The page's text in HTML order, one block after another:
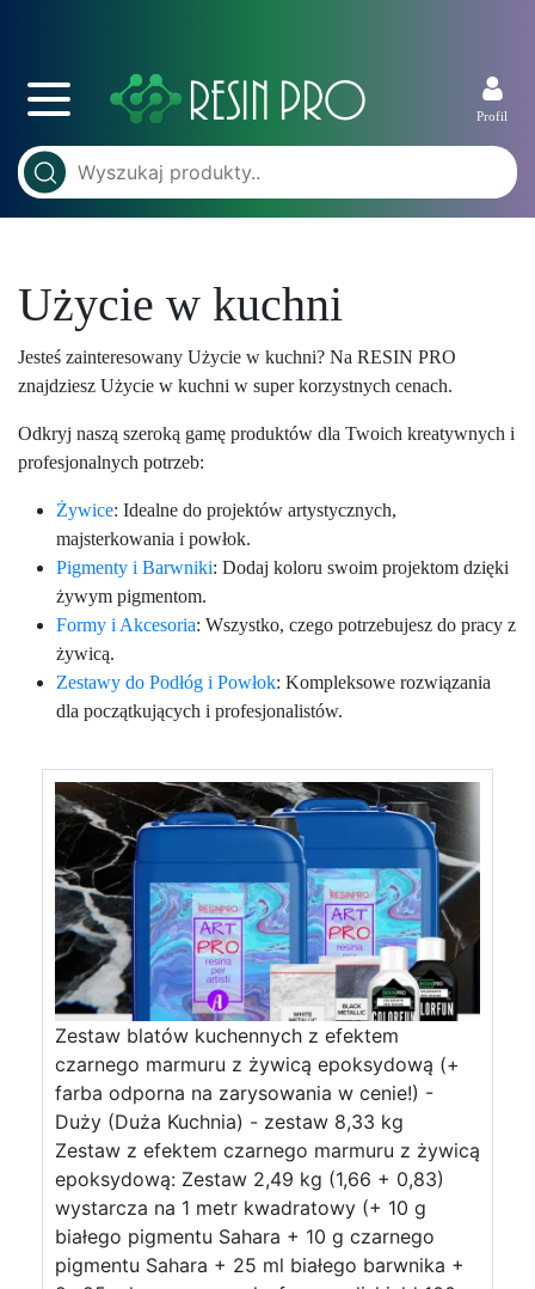
Profil
Użycie w kuchni
Jesteś zainteresowany Użycie w kuchni? Na RESIN PRO
znajdziesz Użycie w kuchni w super korzystnych cenach.
Odkryj naszą szeroką gamę produktów dla Twoich kreatywnych i
profesjonalnych potrzeb:
Żywice: Idealne do projektów artystycznych,
majsterkowania i powłok.
Pigmenty i Barwniki: Dodaj koloru swoim projektom dzięki
żywym pigmentom.
Formy i Akcesoria: Wszystko, czego potrzebujesz do pracy z
żywicą.
Zestawy do Podłóg i Powłok: Kompleksowe rozwiązania
dla początkujących i profesjonalistów.
Zestaw blatów kuchennych z efektem
czarnego marmuru z żywicą epoksydową (+
farba odporna na zarysowania w cenie!) -
Duży (Duża Kuchnia) - zestaw 8,33 kg
Zestaw z efektem czarnego marmuru z żywicą
epoksydową: Zestaw 2,49 kg (1,66 + 0,83)
wystarcza na 1 metr kwadratowy (+ 10 g
białego pigmentu Sahara + 10 g czarnego
pigmentu Sahara + 25 ml białego barwnika +